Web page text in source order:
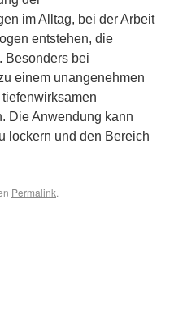
im Alltag, bei der Arbeit
entstehen, die
Besonders bei
einem unangenehmen
Die Anwendung kann
lockern und den Bereich
Permalink.